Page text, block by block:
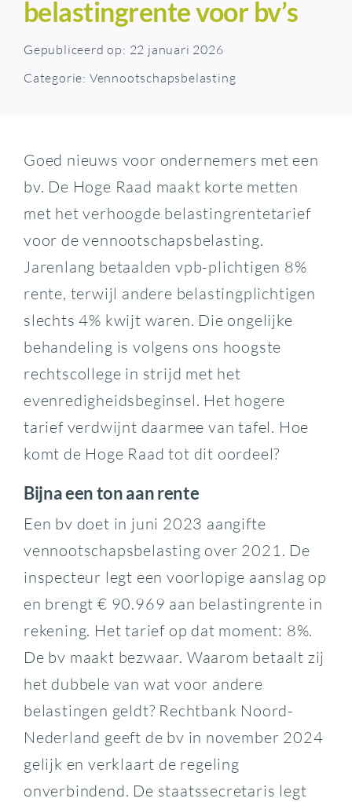
belastingrente voor bv’s
Gepubliceerd op: 22 januari 2026
Categorie: Vennootschapsbelasting
Goed nieuws voor ondernemers met een
bv. De Hoge Raad maakt korte metten
met het verhoogde belastingrentetarief
voor de vennootschapsbelasting.
Jarenlang betaalden vpb-plichtigen 8%
rente, terwijl andere belastingplichtigen
slechts 4% kwijt waren. Die ongelijke
behandeling is volgens ons hoogste
rechtscollege in strijd met het
evenredigheidsbeginsel. Het hogere
tarief verdwijnt daarmee van tafel. Hoe
komt de Hoge Raad tot dit oordeel?
Bijna een ton aan rente
Een bv doet in juni 2023 aangifte
vennootschapsbelasting over 2021. De
inspecteur legt een voorlopige aanslag op
en brengt € 90.969 aan belastingrente in
rekening. Het tarief op dat moment: 8%.
De bv maakt bezwaar. Waarom betaalt zij
het dubbele van wat voor andere
belastingen geldt? Rechtbank Noord-
Nederland geeft de bv in november 2024
gelijk en verklaart de regeling
onverbindend. De staatssecretaris legt